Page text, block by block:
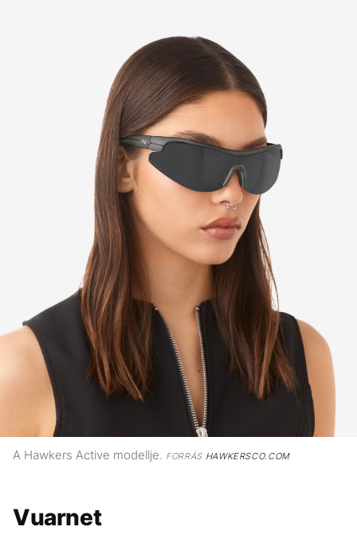
A Hawkers Active modellje. FORRÁSHAWKERSCO.COM
Vuarnet